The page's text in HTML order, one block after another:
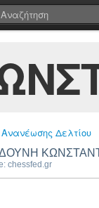
Δελτίου
ΔΟΥΝΗ
chessfed.gr